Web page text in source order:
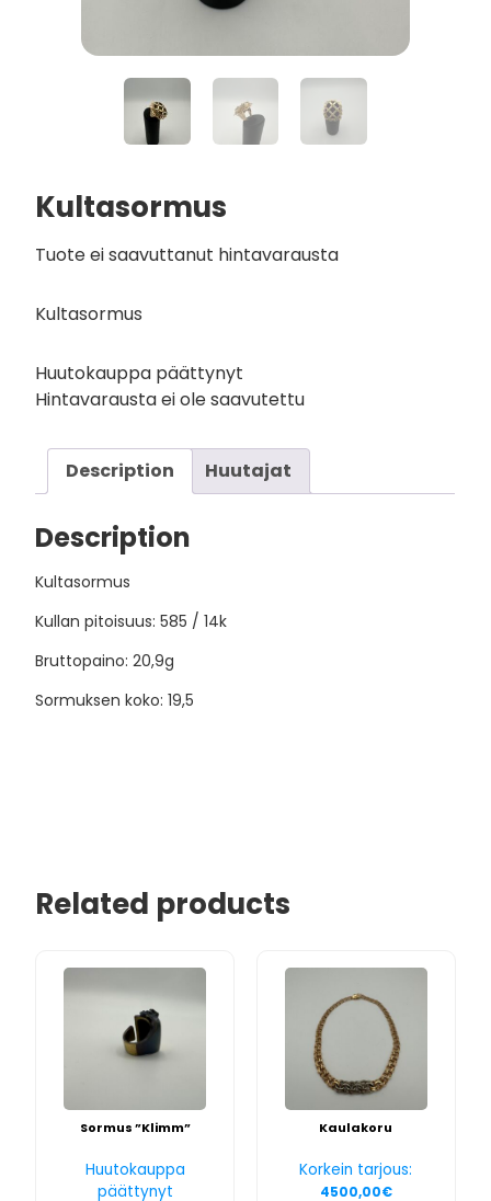
Kultasormus
Tuote ei saavuttanut hintavarausta
Kultasormus
Huutokauppa päättynyt
Hintavarausta ei ole saavutettu
Description Huutajat
Description
Kultasormus
Kullan pitoisuus: 585 / 14k
Bruttopaino: 20,9g
Sormuksen koko: 19,5
Related products
Sormus ”Klimm”
Huutokauppa
päättynyt
Kaulakoru
Korkein tarjous:
4500,00€